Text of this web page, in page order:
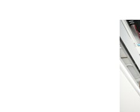
理心，
示，计
金融教
的理财
这种理
者也更
更生人
等。计
300位